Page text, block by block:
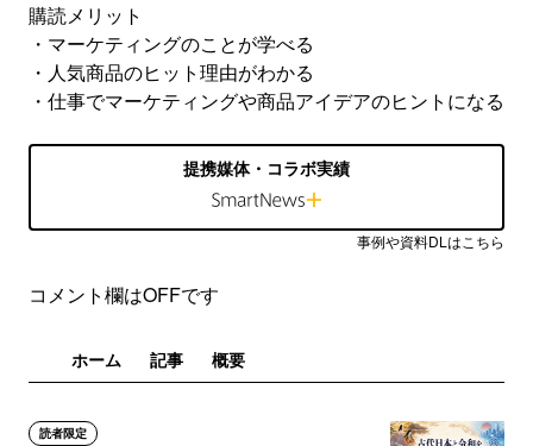
購読メリット
・マーケティングのことが学べる
・人気商品のヒット理由がわかる
・仕事でマーケティングや商品アイデアのヒントになる
提携媒体・コラボ実績
事例や資料DLはこちら
コメント欄はOFFです
ホーム 記事 概要
読者限定